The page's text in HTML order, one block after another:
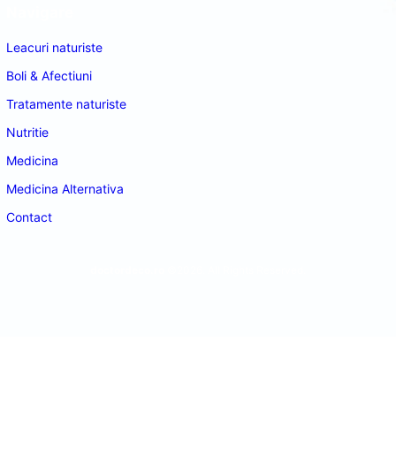
Leacuri naturiste
Boli & Afectiuni
Tratamente naturiste
Nutritie
Medicina
Medicina Alternativa
Contact